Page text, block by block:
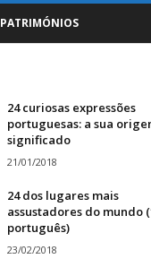
PATRIMÓNIOS
24 curiosas expressões
portuguesas: a sua
significado
21/01/2018
24 dos lugares mais
assustadores do mundo
português)
23/02/2018